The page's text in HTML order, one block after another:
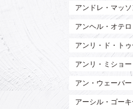
アンドレ・マッ
アンヘル・オテロ
アンリ・ド・ト
アンリ・ミショー
アン・ウェーバー
アーシル・ゴー